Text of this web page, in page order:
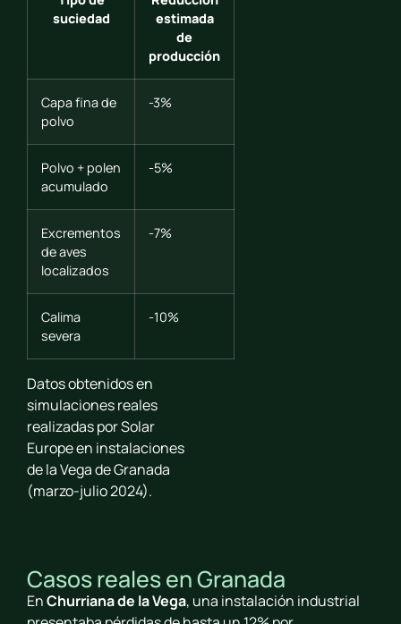
suciedad
estimada
de
producción
Capa fina de
polvo
-3%
Polvo + polen
acumulado
-5%
Excrementos
de aves
localizados
-7%
Calima
severa
-10%
Datos obtenidos en
simulaciones reales
realizadas por Solar
Europe en instalaciones
de la Vega de Granada
(marzo-julio 2024).
Casos reales en Granada
EnChurriana de la Vega, una instalación industrial